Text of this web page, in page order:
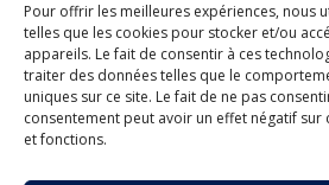
Pour offrir les meilleures expériences, nous
telles que les cookies pour stocker et/ou
appareils. Le fait de consentir à ces
traiter des données telles que le
uniques sur ce site. Le fait de ne pas
consentement peut avoir un effet négatif
et fonctions.
LE CDOS
Accueil
Le CDOS 33